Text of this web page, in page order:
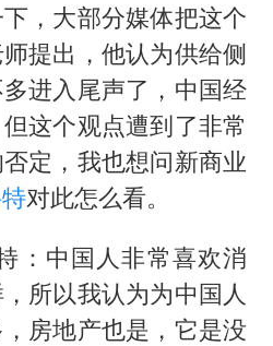
，大部分媒体把这个
提出，他认为供给侧
进入尾声了，中国经
这个观点遭到了非常
定，我也想问新商业
对此怎么看。
：中国人非常喜欢消
所以我认为为中国人
房地产也是，它是没